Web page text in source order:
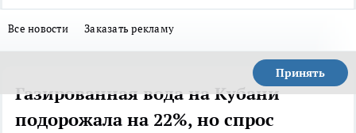
Все новости Заказать рекламу
Принять
Газированная вода на Кубани
подорожала на 22%, но спрос